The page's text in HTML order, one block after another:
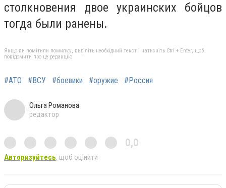
столкновения двое украинских бойцов
тогда были ранены.
Якщо ви помітили помилку, виділіть необхідний текст і натисніть Ctrl + Enter, щоб
повідомити про це редакцію
#АТО #ВСУ #боевики #оружие #Россия
Ольга Романова
редактор
0,0
Авторизуйтесь, щоб оцінити